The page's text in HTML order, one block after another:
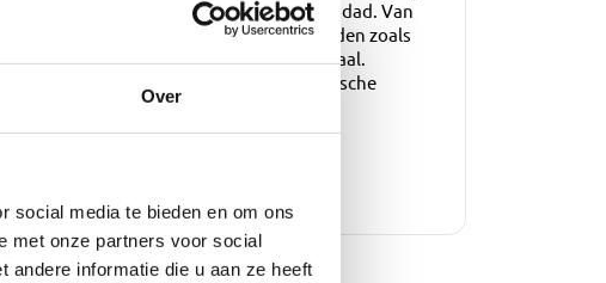
Over
social media te bieden en om ons
met onze partners voor social
andere informatie die u aan ze heeft
Nevis, Barbados, Saint Lucia en Trinidad. Van
tot levendige lokale markten en stranden zoals
brengt zijn eigen ritme, smaak en verhaal.
cultuur, culinaire verwennerij en tropische